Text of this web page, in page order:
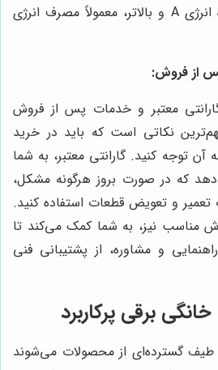
خانگی برقی با رده انرژی A و بالاتر، معمولاً مصرف انرژی
از فروش:
معتبر و خدمات پس از فروش
نکاتی است که باید در خرید
آن توجه کنید. گارانتی معتبر، به شما
که در صورت بروز هرگونه مشکل،
تعمیر و تعویض قطعات استفاده کنید.
مناسب نیز، به شما کمک می‌کند تا
و مشاوره، از پشتیبانی فنی
برقی پرکاربرد
طیف گسترده‌ای از محصولات می‌شوند